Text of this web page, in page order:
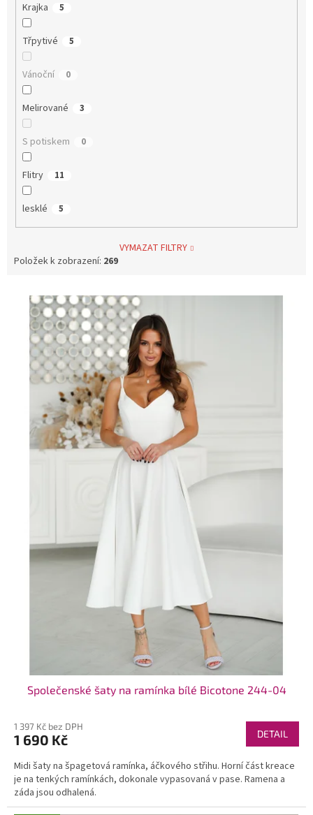
Krajka 5
Třpytivé 5
Vánoční 0
Melirované 3
S potiskem 0
Flitry 11
lesklé 5
VYMAZAT FILTRY
Položek k zobrazení: 269
Společenské šaty na ramínka bílé Bicotone 244-04
1 397 Kč bez DPH
1 690 Kč DETAIL
Midi šaty na špagetová ramínka, áčkového střihu. Horní část kreace
je na tenkých ramínkách, dokonale vypasovaná v pase. Ramena a
záda jsou odhalená.